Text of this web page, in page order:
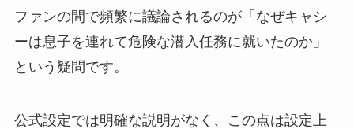
ファンの間で頻繁に議論されるのが「なぜキャシ
ーは息子を連れて危険な潜入任務に就いたのか」
という疑問です。
公式設定では明確な説明がなく、この点は設定上